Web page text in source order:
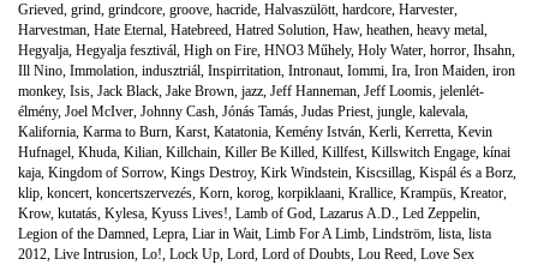
Grieved, grind, grindcore, groove, hacride, Halvaszülött, hardcore, Harvester,
Harvestman, Hate Eternal, Hatebreed, Hatred Solution, Haw, heathen, heavy metal,
Hegyalja, Hegyalja fesztivál, High on Fire, HNO3 Műhely, Holy Water, horror, Ihsahn,
Ill Nino, Immolation, indusztriál, Inspirritation, Intronaut, Iommi, Ira, Iron Maiden, iron
monkey, Isis, Jack Black, Jake Brown, jazz, Jeff Hanneman, Jeff Loomis, jelenlét-
élmény, Joel McIver, Johnny Cash, Jónás Tamás, Judas Priest, jungle, kalevala,
Kalifornia, Karma to Burn, Karst, Katatonia, Kemény István, Kerli, Kerretta, Kevin
Hufnagel, Khuda, Kilian, Killchain, Killer Be Killed, Killfest, Killswitch Engage, kínai
kaja, Kingdom of Sorrow, Kings Destroy, Kirk Windstein, Kiscsillag, Kispál és a Borz,
klip, koncert, koncertszervezés, Korn, korog, korpiklaani, Krallice, Krampüs, Kreator,
Krow, kutatás, Kylesa, Kyuss Lives!, Lamb of God, Lazarus A.D., Led Zeppelin,
Legion of the Damned, Lepra, Liar in Wait, Limb For A Limb, Lindström, lista, lista
2012, Live Intrusion, Lo!, Lock Up, Lord, Lord of Doubts, Lou Reed, Love Sex